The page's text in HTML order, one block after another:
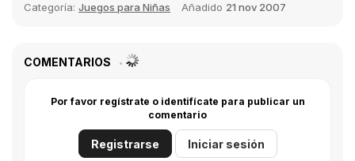
Categoría: Juegos para Niñas Añadido 21 nov 2007
COMENTARIOS
Por favor regístrate o identifícate para publicar un
comentario
Registrarse Iniciar sesión